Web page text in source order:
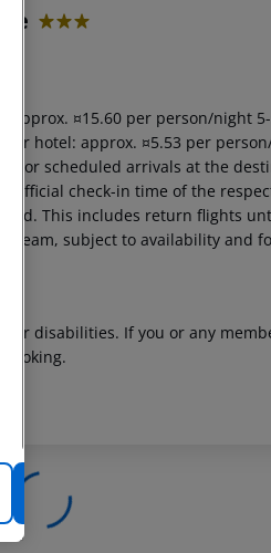
¤15.60 per person/night
hotel: approx. ¤5.53 per
For scheduled arrivals at the
check-in time of the
This includes return flights
team, subject to availability and
disabilities. If you or any
Alle akzeptieren